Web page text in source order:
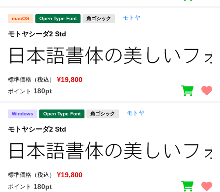
macOS Open Type Font 角ゴシック モトヤ
モトヤシーダ2 Std
標準価格（税込） ¥19,800
ポイント 180pt
Windows Open Type Font 角ゴシック モトヤ
モトヤシーダ2 Std
標準価格（税込） ¥19,800
ポイント 180pt